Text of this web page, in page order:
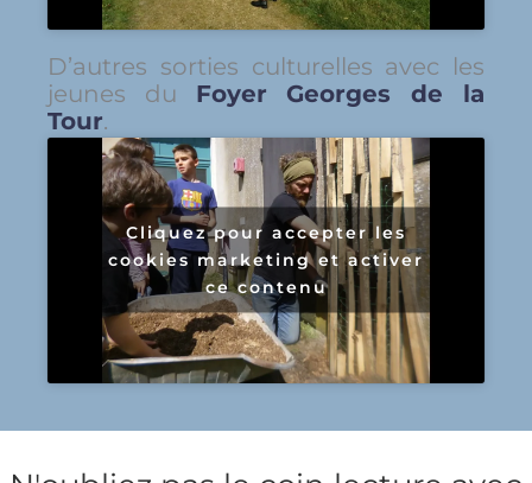
D’autres sorties culturelles avec les
jeunes du Foyer Georges de la
Tour.
Cliquez pour accepter les
cookies marketing et activer
ce contenu